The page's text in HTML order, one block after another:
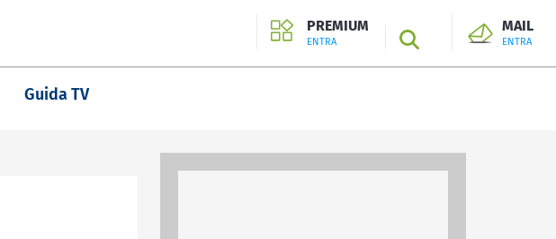
PREMIUM
ENTRA SEARCH
MAIL
ENTRA
Guida TV